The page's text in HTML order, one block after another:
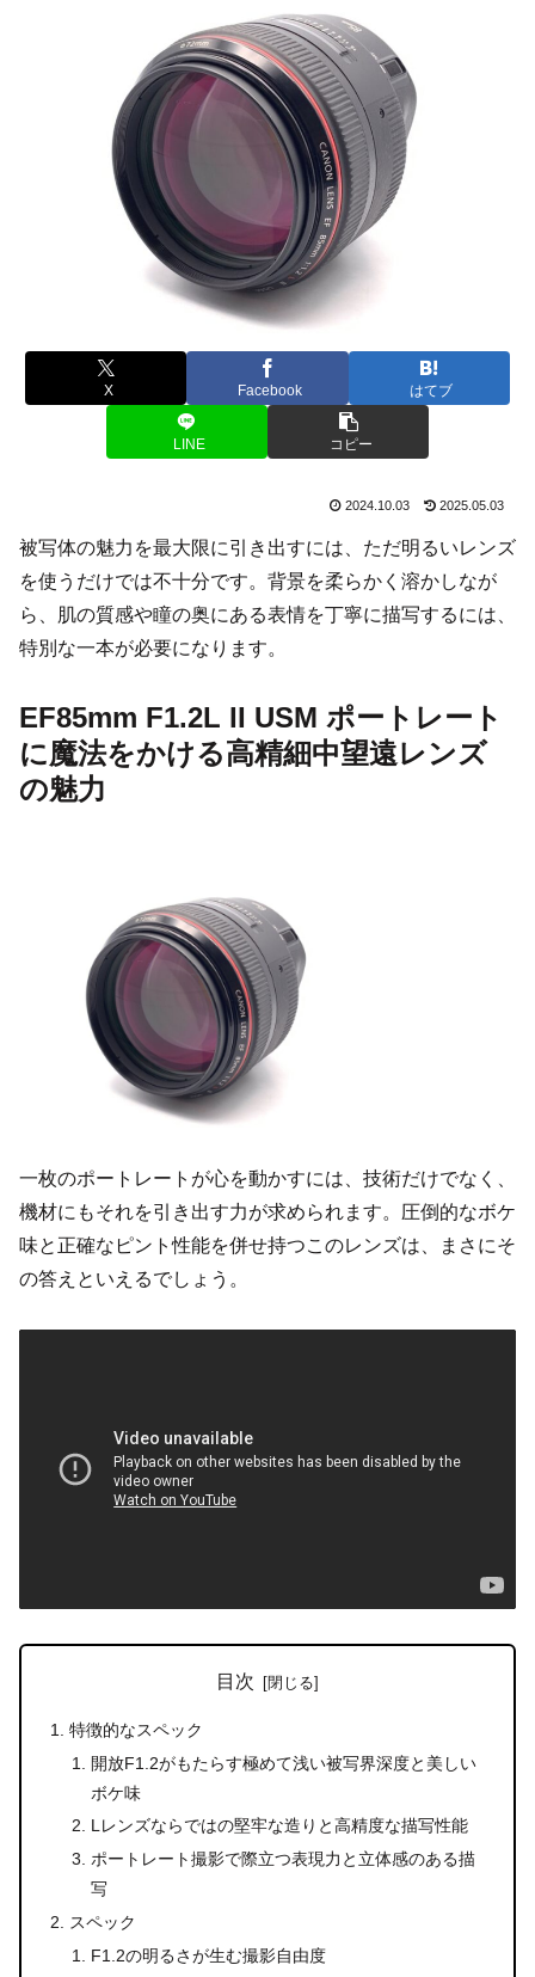
X Facebook はてブ
LINE コピー
2024.10.03 2025.05.03
被写体の魅力を最大限に引き出すには、ただ明るいレンズ
を使うだけでは不十分です。背景を柔らかく溶かしなが
ら、肌の質感や瞳の奥にある表情を丁寧に描写するには、
特別な一本が必要になります。
EF85mm F1.2L II USM ポートレート
に魔法をかける高精細中望遠レンズ
の魅力
一枚のポートレートが心を動かすには、技術だけでなく、
機材にもそれを引き出す力が求められます。圧倒的なボケ
味と正確なピント性能を併せ持つこのレンズは、まさにそ
の答えといえるでしょう。
目次
特徴的なスペック
開放F1.2がもたらす極めて浅い被写界深度と美しい
ボケ味
Lレンズならではの堅牢な造りと高精度な描写性能
ポートレート撮影で際立つ表現力と立体感のある描
写
スペック
F1.2の明るさが生む撮影自由度